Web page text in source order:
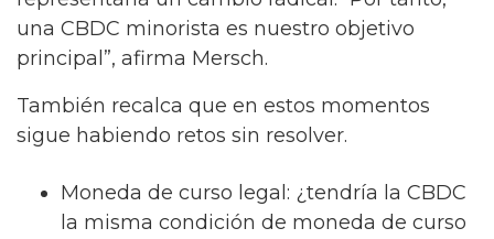
una CBDC minorista es nuestro objetivo
principal”, afirma Mersch.
También recalca que en estos momentos
sigue habiendo retos sin resolver.
Moneda de curso legal: ¿tendría la CBDC
la misma condición de moneda de curso